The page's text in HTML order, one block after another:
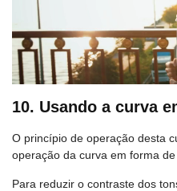
10. Usando a curva
O princípio de operação desta
operação da curva em forma de
Para reduzir o contraste dos